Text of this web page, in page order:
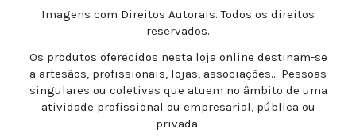
Imagens com Direitos Autorais. Todos os direitos
reservados.
Os produtos oferecidos nesta loja online destinam-se
a artesãos, profissionais, lojas, associações... Pessoas
singulares ou coletivas que atuem no âmbito de uma
atividade profissional ou empresarial, pública ou
privada.